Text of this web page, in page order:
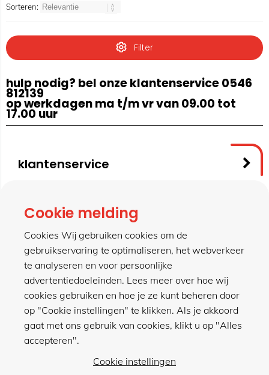
Sorteren:
Filter
hulp nodig? bel onze klantenservice 0546
812139
op werkdagen ma t/m vr van 09.00 tot
17.00 uur
klantenservice
contact
meer van hillen
winkel
Cookie melding
Cookies Wij gebruiken cookies om de
gebruikservaring te optimaliseren, het webverkeer
te analyseren en voor persoonlijke
advertentiedoeleinden. Lees meer over hoe wij
cookies gebruiken en hoe je ze kunt beheren door
op "Cookie instellingen" te klikken. Als je akkoord
gaat met ons gebruik van cookies, klikt u op "Alles
accepteren".
Cookie instellingen